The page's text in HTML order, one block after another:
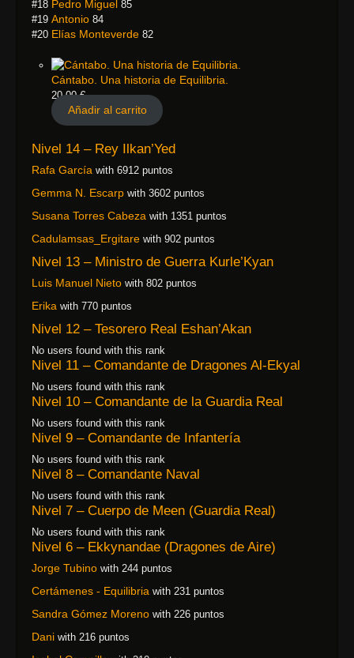
#18 Pedro Miguel 85
#19 Antonio 84
#20 Elías Monteverde 82
Cántabo. Una historia de Equilibria.
20,00€
Añadir al carrito
Nivel 14 – Rey Ilkan’Yed
Rafa García with 6912 puntos
Gemma N. Escarp with 3602 puntos
Susana Torres Cabeza with 1351 puntos
Cadulamsas_Ergitare with 902 puntos
Nivel 13 – Ministro de Guerra Kurle’Kyan
Luis Manuel Nieto with 802 puntos
Erika with 770 puntos
Nivel 12 – Tesorero Real Eshan’Akan
No users found with this rank
Nivel 11 – Comandante de Dragones Al-Ekyal
No users found with this rank
Nivel 10 – Comandante de la Guardia Real
No users found with this rank
Nivel 9 – Comandante de Infantería
No users found with this rank
Nivel 8 – Comandante Naval
No users found with this rank
Nivel 7 – Cuerpo de Meen (Guardia Real)
No users found with this rank
Nivel 6 – Ekkynandae (Dragones de Aire)
Jorge Tubino with 244 puntos
Certámenes - Equilibria with 231 puntos
Sandra Gómez Moreno with 226 puntos
Dani with 216 puntos